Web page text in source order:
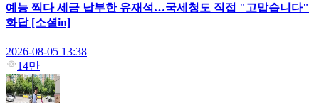
예능 찍다 세금 납부한 유재석…국세청도 직접 "고맙습니다"
화답 [소셜in]
2026-08-05 13:38
14만